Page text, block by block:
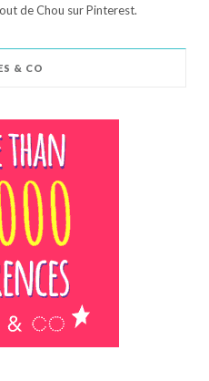
de Chou sur Pinterest.
& CO